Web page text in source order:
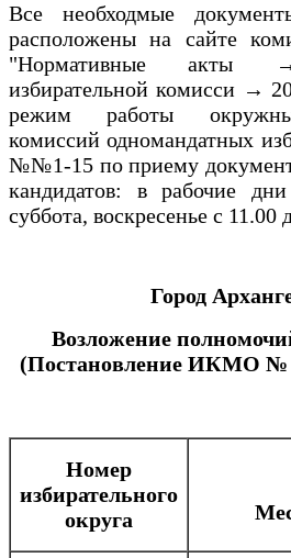
Все необходмые
расположены на сайте
"Нормативные акты →
избирательной комисси →
режим работы
комиссий одномандатных
№№1-15 по приему
кандидатов: в рабочие
суббота, воскресенье с 11.00
Город
Возложение
(Постановление ИКМО №
Номер
избирательного
округа